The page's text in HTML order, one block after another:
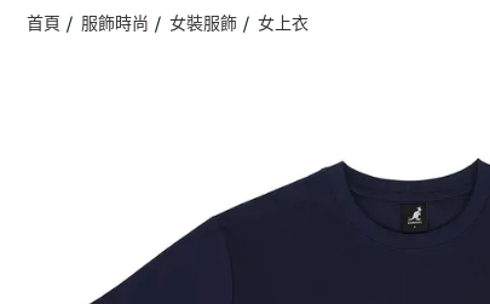
首頁 服飾時尚 女裝服飾 女上衣